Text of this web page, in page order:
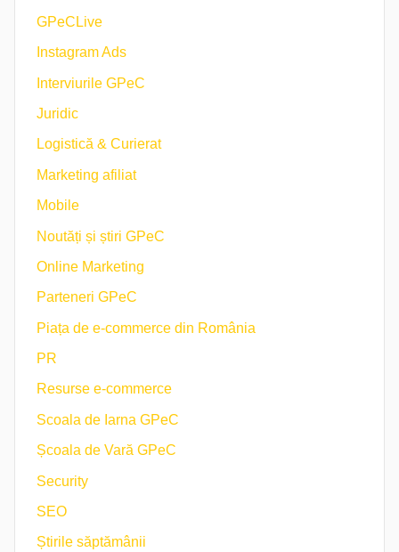
GPeCLive
Instagram Ads
Interviurile GPeC
Juridic
Logistică & Curierat
Marketing afiliat
Mobile
Noutăți și știri GPeC
Online Marketing
Parteneri GPeC
Piața de e-commerce din România
PR
Resurse e-commerce
Scoala de Iarna GPeC
Școala de Vară GPeC
Security
SEO
Știrile săptămânii